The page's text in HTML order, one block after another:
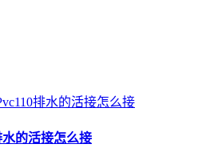
水的活接怎么接